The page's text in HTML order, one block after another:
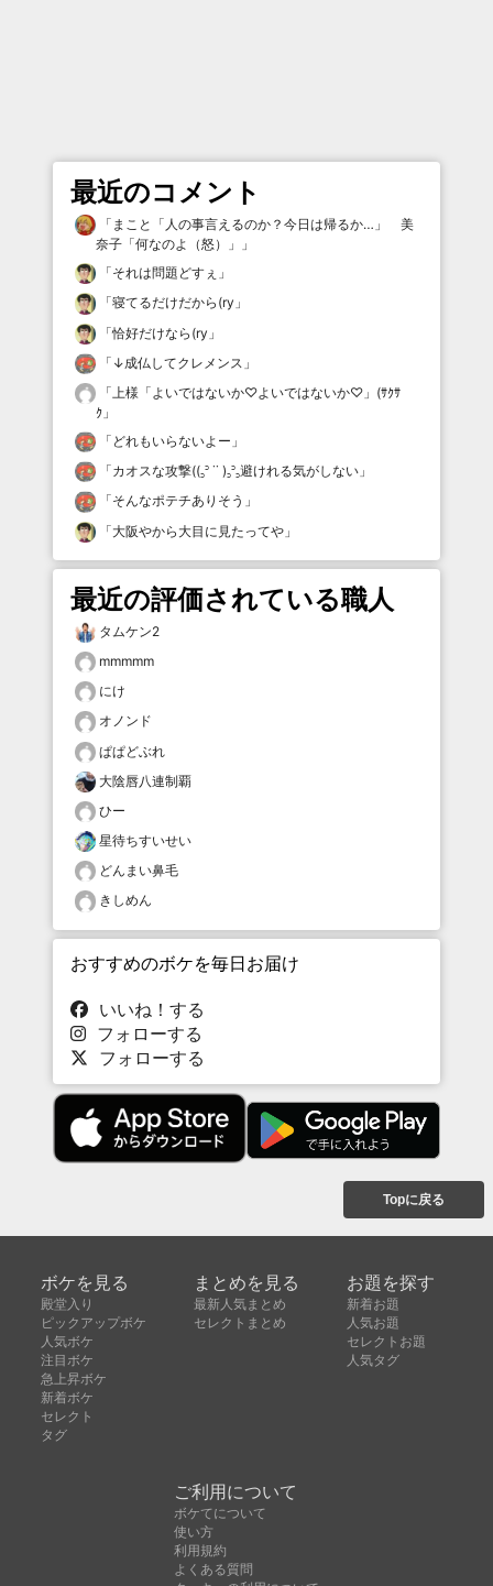
最近のコメント
「 まこと「人の事言えるのか？今日は帰るか…」 美
奈子「何なのよ（怒）」
」
「それは問題どすぇ 」
「寝てるだけだから(ry 」
「恰好だけなら(ry 」
「 ↓成仏してクレメンス 」
「上様「よいではないか♡よいではないか♡」(ｻｸｻ
ｸ 」
「 どれもいらないよー 」
「カオスな攻撃((꜆꜄ ˙˙ )꜆꜄꜆避けれる気がしない 」
「そんなポテチありそう 」
「大阪やから大目に見たってや 」
最近の評価されている職人
タムケン2
mmmmm
にけ
オノンド
ぱぱどぶれ
大陰唇八連制覇
ひー
星待ちすいせい
どんまい鼻毛
きしめん
おすすめのボケを毎日お届け
いいね！する
フォローする
フォローする
Topに戻る
ボケを見る
殿堂入り
ピックアップボケ
人気ボケ
注目ボケ
急上昇ボケ
新着ボケ
セレクト
タグ
まとめを見る
最新人気まとめ
セレクトまとめ
お題を探す
新着お題
人気お題
セレクトお題
人気タグ
ご利用について
ボケてについて
使い方
利用規約
よくある質問